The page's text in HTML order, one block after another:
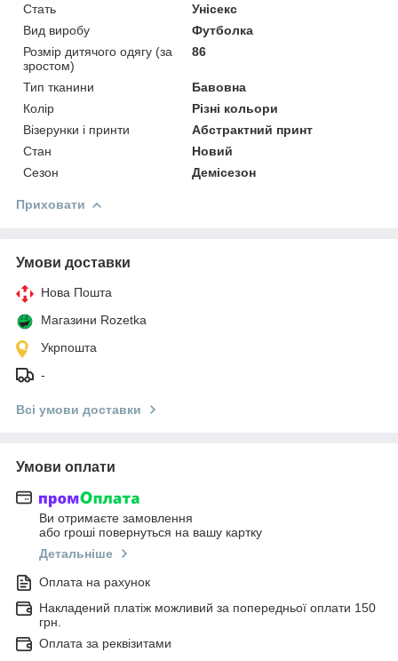
Стать
Унісекс
Вид виробу
Футболка
Розмір дитячого одягу (за
зростом)
86
Тип тканини
Бавовна
Колір
Різні кольори
Візерунки і принти
Абстрактний принт
Стан
Новий
Сезон
Демісезон
Приховати
Умови доставки
Нова Пошта
Магазини Rozetka
Укрпошта
-
Всі умови доставки
Умови оплати
Ви отримаєте замовлення
або гроші повернуться на вашу картку
Детальніше
Оплата на рахунок
Накладений платіж можливий за попередньої оплати 150
грн.
Оплата за реквізитами